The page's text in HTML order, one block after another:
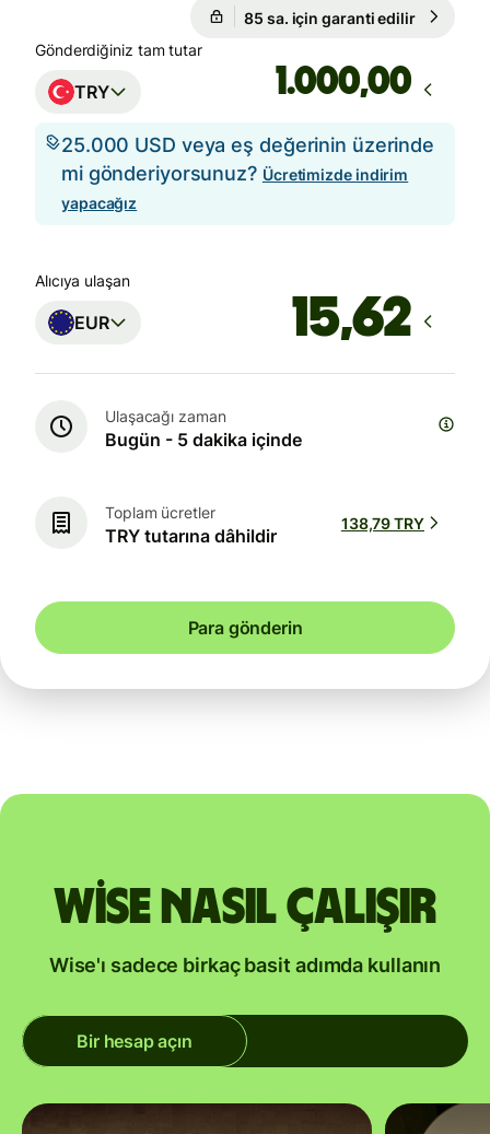
85 sa. için garanti edilir
Gönderdiğiniz tam tutar
TRY ,00
25.000 USD veya eş değerinin üzerinde
mi gönderiyorsunuz? Ücretimizde indirim
yapacağız
Alıcıya ulaşan
EUR
Ulaşacağı zaman
Bugün - 5 dakika içinde
Toplam ücretler
TRY tutarına dâhildir
138,79 TRY
Para gönderin
Wise nasıl çalışır
Wise'ı sadece birkaç basit adımda kullanın
Bir hesap açın